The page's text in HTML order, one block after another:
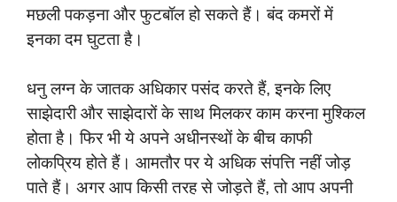
मछली पकड़ना और फुटबॉल हो सकते हैं। बंद कमरों में
इनका दम घुटता है।
धनु लग्न के जातक अधिकार पसंद करते हैं, इनके लिए
साझेदारी और साझेदारों के साथ मिलकर काम करना मुश्किल
होता है। फिर भी ये अपने अधीनस्थों के बीच काफी
लोकप्रिय होते हैं। आमतौर पर ये अधिक संपत्ति नहीं जोड़
पाते हैं। अगर आप किसी तरह से जोड़ते हैं, तो आप अपनी